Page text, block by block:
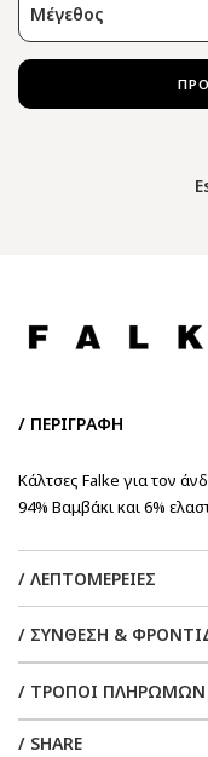
Μέγεθος
/ ΠΕΡΙΓΡΑΦΗ
Κάλτσες Falke για τον
94% Βαμβάκι και 6%
/ ΛΕΠΤΟΜΕΡΕΙΕΣ
/ ΣΥΝΘΕΣΗ &
/ ΤΡΟΠΟΙ ΠΛΗΡΩΜΩΝ
/ SHARE